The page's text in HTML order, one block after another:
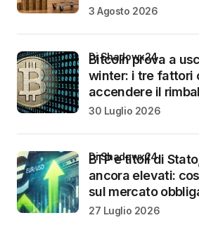
3 Agosto 2026
Bitcoin prova a
winter: i tre fattori
accendere il
di Shadowx24
30 Luglio 2026
BTP e titoli di
ancora elevati:
sul mercato
di Shadowx24
27 Luglio 2026